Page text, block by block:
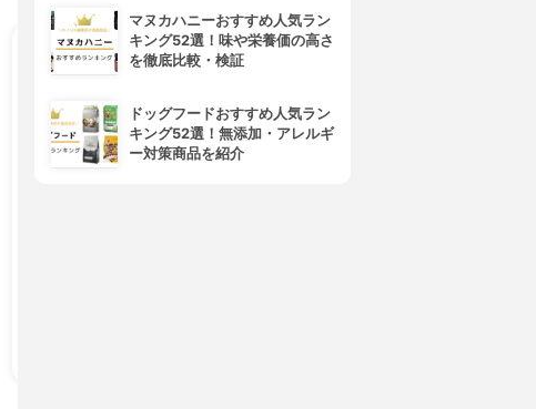
4位
マヌカハニーおすすめ人気ラン
キング52選！味や栄養価の高さ
を徹底比較・検証
ドッグフードおすすめ人気ラン
キング52選！無添加・アレルギ
ー対策商品を紹介